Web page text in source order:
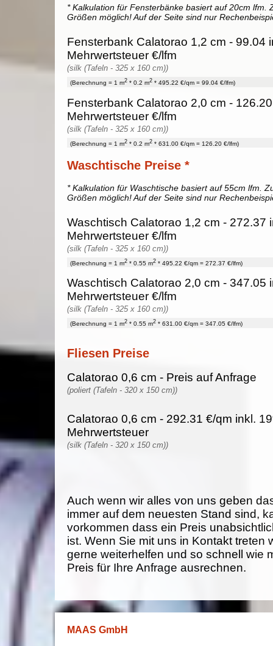
* Kalkulation für Fensterbänke basiert auf 20cm lfm.
Größen möglich! Auf der Seite sind nur
Fensterbank Calatorao 1,2 cm - 99.04
Mehrwertsteuer €/lfm
(silk (Tafeln - 325 x 160 cm))
(Berechnung = 1 m2 * 0.2 m2 * 495.22 €/qm = 99.04 €/lfm)
Fensterbank Calatorao 2,0 cm -
Mehrwertsteuer €/lfm
(silk (Tafeln - 325 x 160 cm))
(Berechnung = 1 m2 * 0.2 m2 * 631.00 €/qm = 126.20 €/lfm)
Waschtische Preise *
* Kalkulation für Waschtische basiert auf 55cm lfm.
Größen möglich! Auf der Seite sind nur
Waschtisch Calatorao 1,2 cm - 272.37
Mehrwertsteuer €/lfm
(silk (Tafeln - 325 x 160 cm))
(Berechnung = 1 m2 * 0.55 m2 * 495.22 €/qm = 272.37 €/lfm)
Waschtisch Calatorao 2,0 cm - 347.05
Mehrwertsteuer €/lfm
(silk (Tafeln - 325 x 160 cm))
(Berechnung = 1 m2 * 0.55 m2 * 631.00 €/qm = 347.05 €/lfm)
Fliesen Preise
Calatorao 0,6 cm - Preis auf Anfrage
(poliert (Tafeln - 320 x 150 cm))
Calatorao 0,6 cm - 292.31 €/qm inkl.
Mehrwertsteuer
(silk (Tafeln - 320 x 150 cm))
Auch wenn wir alles von uns geben
immer auf dem neuesten Stand sind,
vorkommen dass ein Preis
ist. Wenn Sie mit uns in Kontakt treten
gerne weiterhelfen und so schnell wie
Preis für Ihre Anfrage ausrechnen.
MAAS GmbH